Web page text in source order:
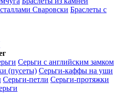
Сваровски Браслеты с
Серьги с английским замком
(пусеты) Серьги-каффы на уши
Серьги-петли Серьги-протяжки